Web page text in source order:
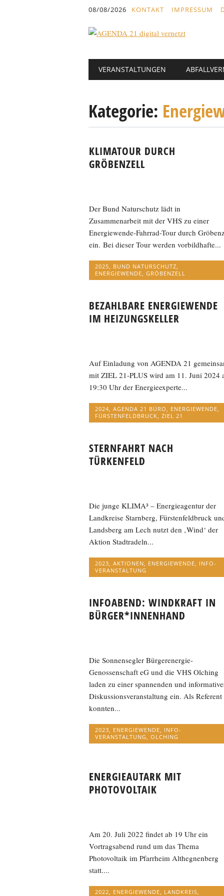
08/08/2026 KONTAKT IMPRESSUM
Hauptmenü
Abbrechen
VERANSTALTUNGEN
Kategorie:
KLIMATOUR DURCH
GRÖBENZELL
Der Bund Naturschutz lädt in
Zusammenarbeit mit der VHS zu einer
Energiewende-Fahrrad-Tour durch
ein. Bei dieser Tour werden vorbildhafte...
2025 BUND NATURSCHUTZ
ENERGIEWENDE GRÖBENZELL
BEZAHLBARE ENERGIEWENDE
IM HEIZUNGSKELLER
Auf Einladung von AGENDA 21
mit ZIEL 21-PLUS wird am 11. Juni 2024
19:30 Uhr der Energieexperte...
2024 AGENDA 21 BÜRO ENERGIEWENDE
FÜRSTENFELDBRUCK ZIEL 21
STERNFAHRT NACH
TÜRKENFELD
Die junge KLIMA³ – Energieagentur der
Landkreise Starnberg, Fürstenfeldbruck
Landsberg am Lech nutzt den ‚Wind‘ der
Aktion Stadtradeln...
2023, AKTIONEN, ENERGIEWENDE, INFO-
VERANSTALTUNG
INFOABEND: WINDKRAFT IN
BÜRGER*INNENHAND
Die Sonnensegler Bürgerenergie-
Genossenschaft eG und die VHS Olching
laden zu einer spannenden und
Diskussionsveranstaltung ein. Als Referent
konnten...
2023, ENERGIEWENDE, INFO-
VERANSTALTUNG, OLCHING
ENERGIEAUTARK MIT
PHOTOVOLTAIK
Am 20. Juli 2022 findet ab 19 Uhr ein
Vortragsabend rund um das Thema
Photovoltaik im Pfarrheim Althegnenberg
statt....
2022 ENERGIEWENDE LANDKREIS